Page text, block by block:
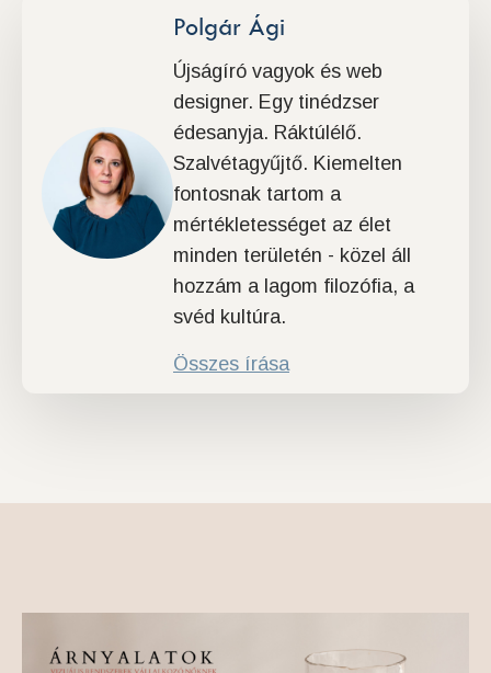
Polgár Ági
Újságíró vagyok és web
designer. Egy tinédzser
édesanyja. Ráktúlélő.
Szalvétagyűjtő. Kiemelten
fontosnak tartom a
mértékletességet az élet
minden területén - közel áll
hozzám a lagom filozófia, a
svéd kultúra.
Összes írása